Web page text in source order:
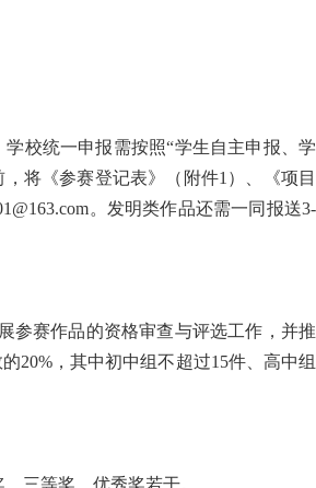
校统一申报需按照“学生自主申报、学
将《参赛登记表》（附件1）、《项目
。发明类作品还需一同报送3-
参赛作品的资格审查与评选工作，并推
20%，其中初中组不超过15件、高中组
三等奖、优秀奖若干。